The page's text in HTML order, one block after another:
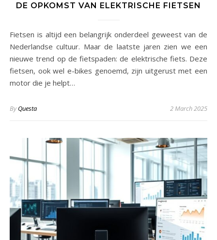
DE OPKOMST VAN ELEKTRISCHE FIETSEN
Fietsen is altijd een belangrijk onderdeel geweest van de
Nederlandse cultuur. Maar de laatste jaren zien we een
nieuwe trend op de fietspaden: de elektrische fiets. Deze
fietsen, ook wel e-bikes genoemd, zijn uitgerust met een
motor die je helpt…
ByQuesta 2 March 2025